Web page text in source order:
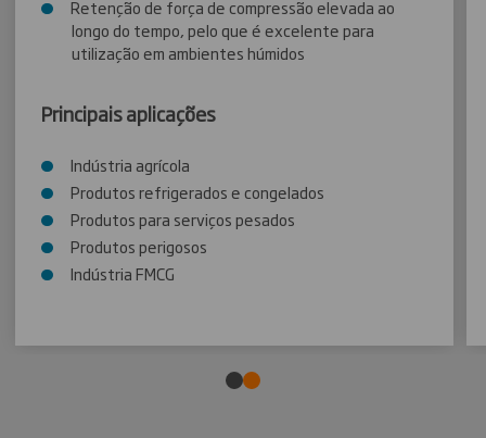
Retenção de força de compressão elevada ao
longo do tempo, pelo que é excelente para
utilização em ambientes húmidos
Principais aplicações
Indústria agrícola
Produtos refrigerados e congelados
Produtos para serviços pesados
Produtos perigosos
Indústria FMCG